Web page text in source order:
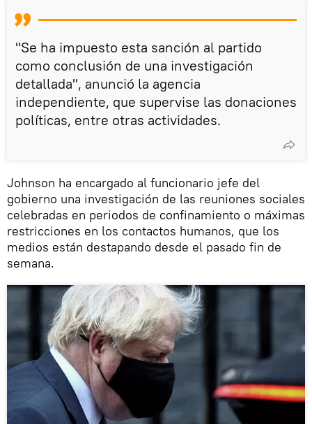
"Se ha impuesto esta sanción al partido
como conclusión de una investigación
detallada", anunció la agencia
independiente, que supervise las donaciones
políticas, entre otras actividades.
Johnson ha encargado al funcionario jefe del
gobierno una investigación de las reuniones sociales
celebradas en periodos de confinamiento o máximas
restricciones en los contactos humanos, que los
medios están destapando desde el pasado fin de
semana.